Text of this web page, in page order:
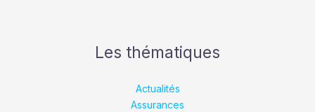
Les thématiques
Actualités
Assurances